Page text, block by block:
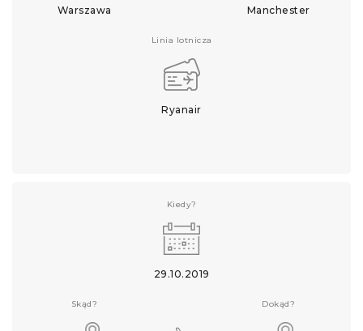
Warszawa Manchester
Linia lotnicza
Ryanair
Kiedy?
29.10.2019
Skąd? Dokąd?